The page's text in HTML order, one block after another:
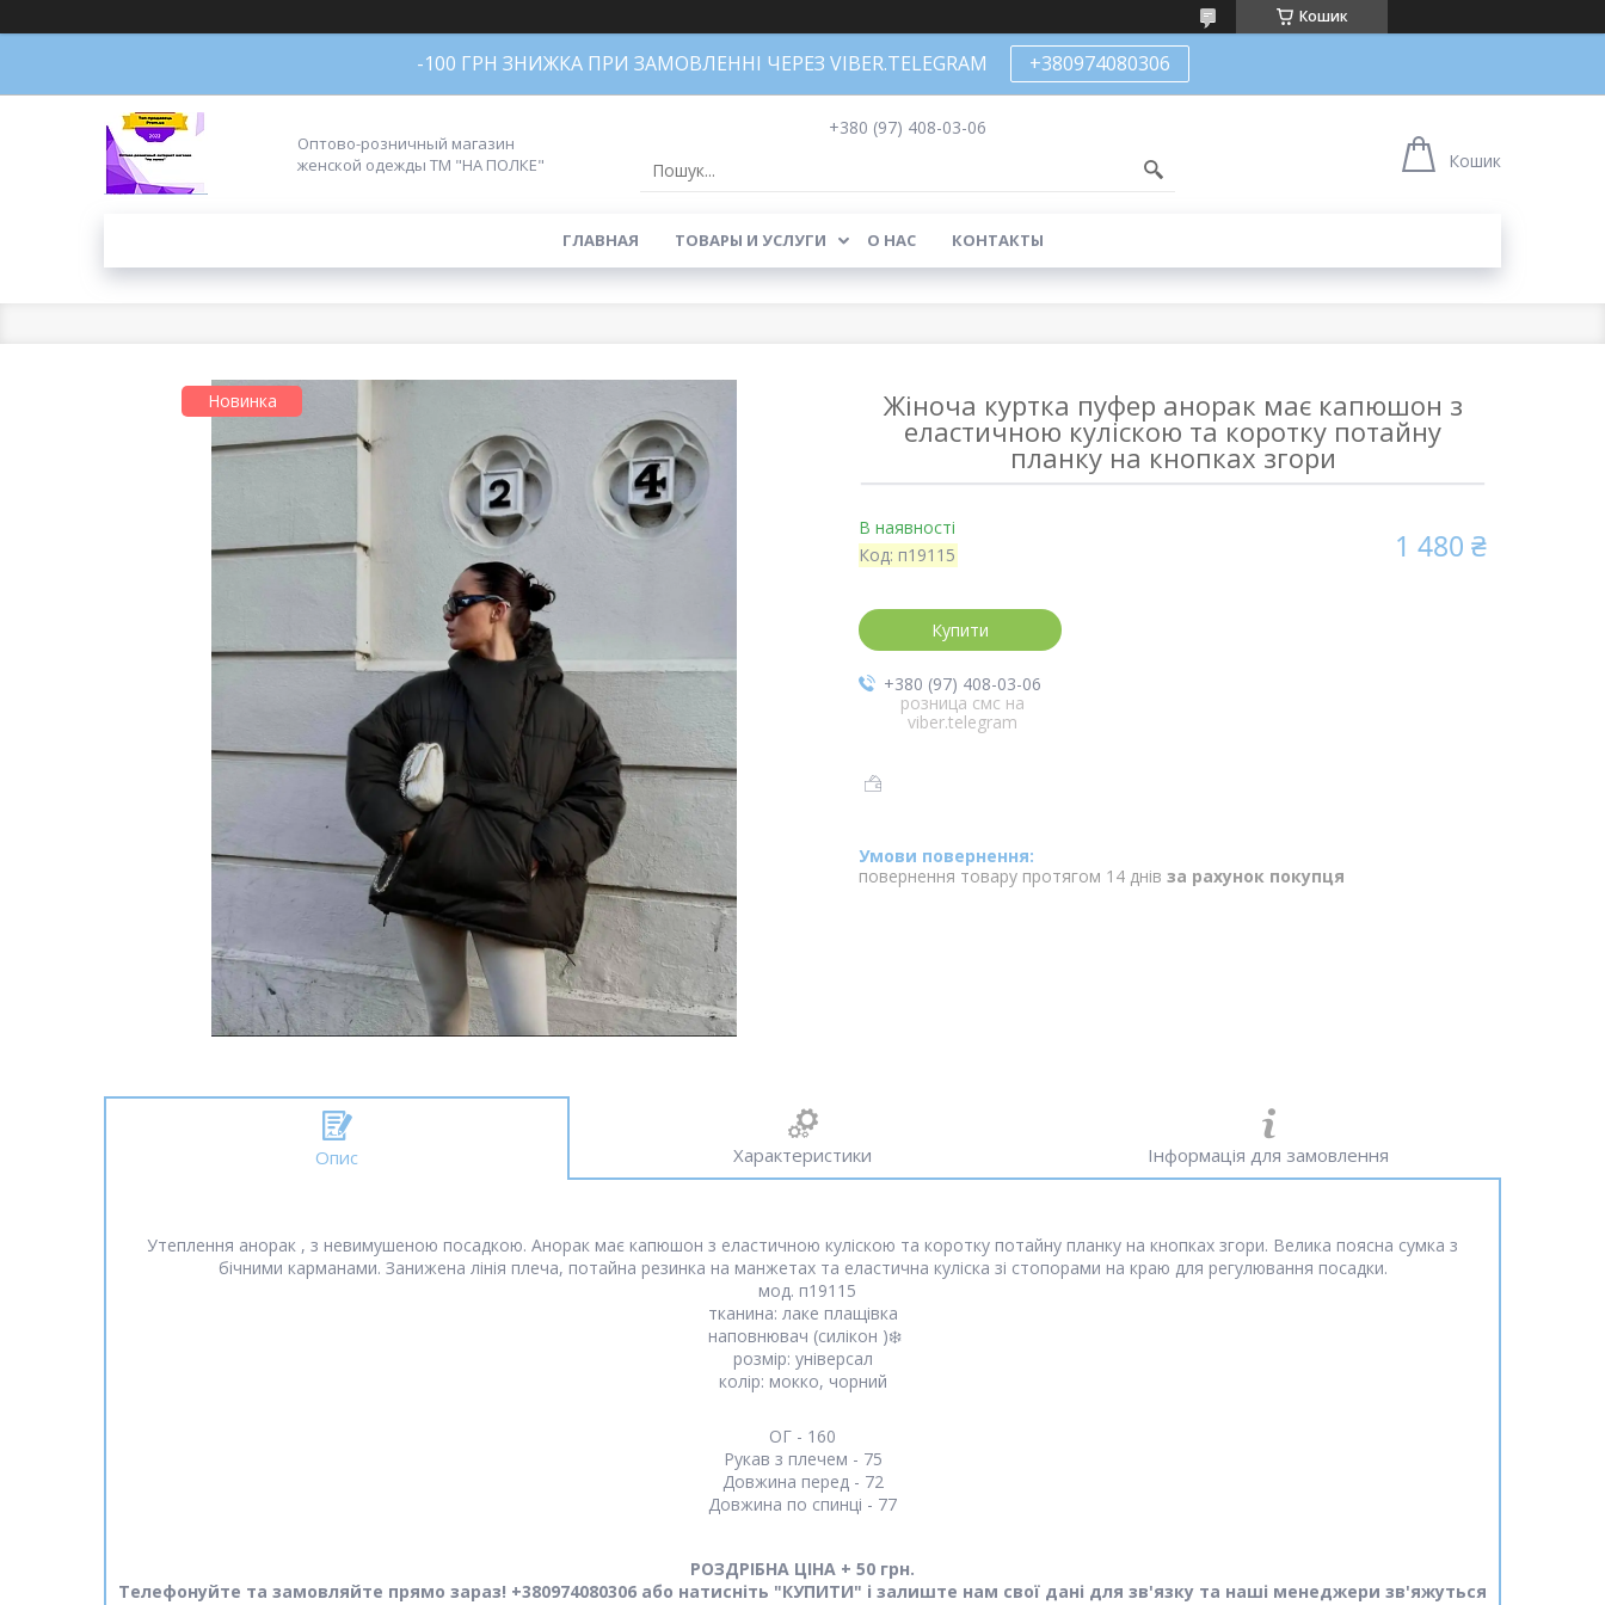
Кошик
-100 ГРН ЗНИЖКА ПРИ ЗАМОВЛЕННІ ЧЕРЕЗ VIBER.TELEGRAM +380974080306
Оптово-розничный магазин
женской одежды ТМ "НА ПОЛКЕ"
+380 (97) 408-03-06
Кошик
ГЛАВНАЯ ТОВАРЫ И УСЛУГИ О НАС КОНТАКТЫ
Новинка Жіноча куртка пуфер анорак має капюшон з
еластичною куліскою та коротку потайну
планку на кнопках згори
В наявності
Код: п19115 1 480 ₴
Купити
+380 (97) 408-03-06
розница смс на
viber.telegram
повернення товару протягом 14 днів за рахунок покупця
Опис Характеристики Інформація для замовлення
Утеплення анорак , з невимушеною посадкою. Анорак має капюшон з еластичною куліскою та коротку потайну планку на кнопках згори. Велика поясна сумка з
бічними карманами. Занижена лінія плеча, потайна резинка на манжетах та еластична куліска зі стопорами на краю для регулювання посадки.
мод. п19115
тканина: лаке плащівка
наповнювач (силікон )❄️
розмір: універсал
колір: мокко, чорний
ОГ - 160
Рукав з плечем - 75
Довжина перед - 72
Довжина по спинці - 77
РОЗДРІБНА ЦІНА + 50 грн.
Телефонуйте та замовляйте прямо зараз! +380974080306 або натисніть "КУПИТИ" і залиште нам свої дані для зв'язку та наші менеджери зв'яжуться